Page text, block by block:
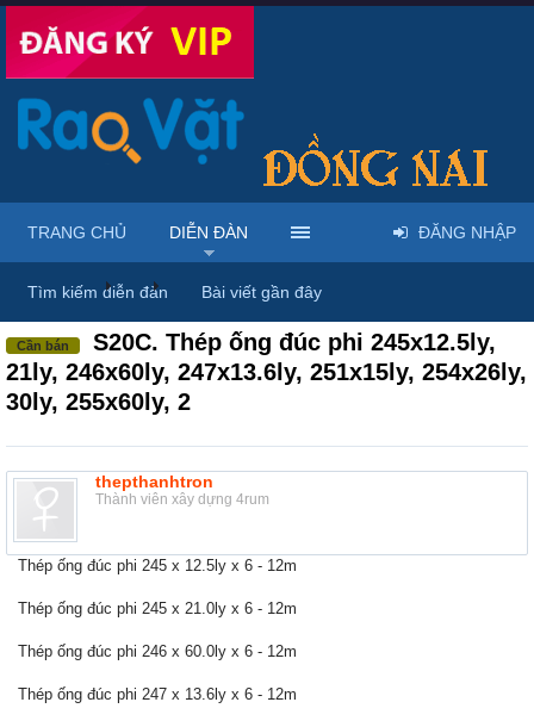
Diễn đàn ... Rao vặt tổng hợp - Uy tín - Miễn phí
Cần bán
S20C. Thép ống đúc phi 245x12.5ly,
21ly, 246x60ly, 247x13.6ly, 251x15ly, 254x26ly,
30ly, 255x60ly, 2
thepthanhtron
Thành viên xây dựng 4rum
Thép ống đúc phi 245 x 12.5ly x 6 - 12m
Thép ống đúc phi 245 x 21.0ly x 6 - 12m
Thép ống đúc phi 246 x 60.0ly x 6 - 12m
Thép ống đúc phi 247 x 13.6ly x 6 - 12m
TRANG CHỦ DIỄN ĐÀN
Tìm kiếm diễn đàn Bài viết gần đây
ĐĂNG NHẬP